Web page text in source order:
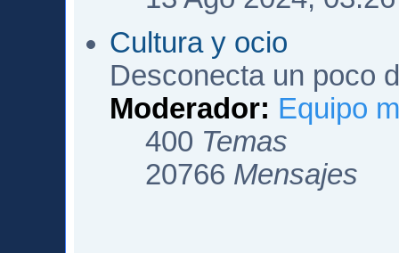
Cultura y ocio
Desconecta un poco
Moderador: Equipo
400 Temas
20766 Mensajes